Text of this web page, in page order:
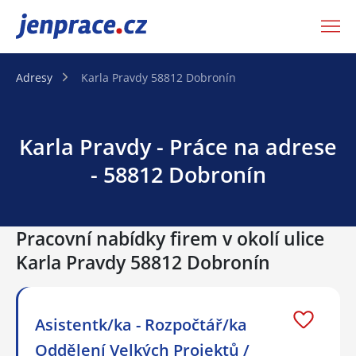
JenPráce.cz
Adresy Karla Pravdy 58812 Dobronín
Karla Pravdy - Práce na adrese
- 58812 Dobronín
Pracovní nabídky firem v okolí ulice
Karla Pravdy 58812 Dobronín
Asistentk/ka - Rozpočtář/ka
Oddělení Velkých Projektů /